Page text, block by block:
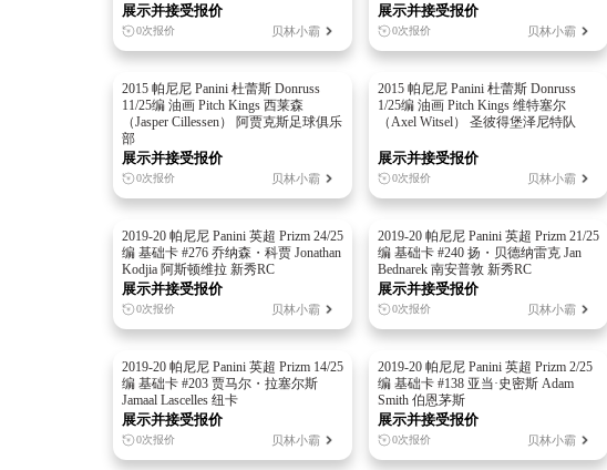
展示并接受报价
0次报价 贝林小霸
展示并接受报价
0次报价 贝林小霸
2015 帕尼尼 Panini 杜蕾斯 Donruss
11/25编 油画 Pitch Kings 西莱森
（Jasper Cillessen） 阿贾克斯足球俱乐
部
展示并接受报价
0次报价 贝林小霸
2015 帕尼尼 Panini 杜蕾斯 Donruss
1/25编 油画 Pitch Kings 维特塞尔
（Axel Witsel） 圣彼得堡泽尼特队
展示并接受报价
0次报价 贝林小霸
2019-20 帕尼尼 Panini 英超 Prizm 24/25
编 基础卡 #276 乔纳森・科贾 Jonathan
Kodjia 阿斯顿维拉 新秀RC
展示并接受报价
0次报价 贝林小霸
2019-20 帕尼尼 Panini 英超 Prizm 21/25
编 基础卡 #240 扬・贝德纳雷克 Jan
Bednarek 南安普敦 新秀RC
展示并接受报价
0次报价 贝林小霸
2019-20 帕尼尼 Panini 英超 Prizm 14/25
编 基础卡 #203 贾马尔・拉塞尔斯
Jamaal Lascelles 纽卡
展示并接受报价
0次报价 贝林小霸
2019-20 帕尼尼 Panini 英超 Prizm 2/25
编 基础卡 #138 亚当·史密斯 Adam
Smith 伯恩茅斯
展示并接受报价
0次报价 贝林小霸